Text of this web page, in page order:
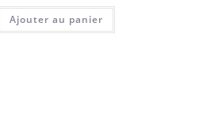
Ajouter au panier